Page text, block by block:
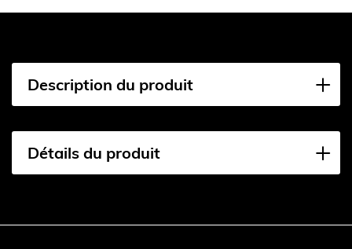
Description du produit
Détails du produit